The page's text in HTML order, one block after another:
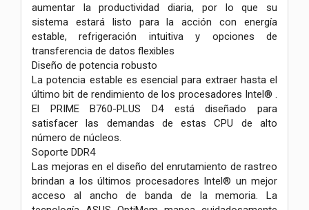
aumentar la productividad diaria, por lo que su
sistema estará listo para la acción con energía
estable, refrigeración intuitiva y opciones de
transferencia de datos flexibles
Diseño de potencia robusto
La potencia estable es esencial para extraer hasta el
último bit de rendimiento de los procesadores Intel® .
El PRIME B760-PLUS D4 está diseñado para
satisfacer las demandas de estas CPU de alto
número de núcleos.
Soporte DDR4
Las mejoras en el diseño del enrutamiento de rastreo
brindan a los últimos procesadores Intel® un mejor
acceso al ancho de banda de la memoria. La